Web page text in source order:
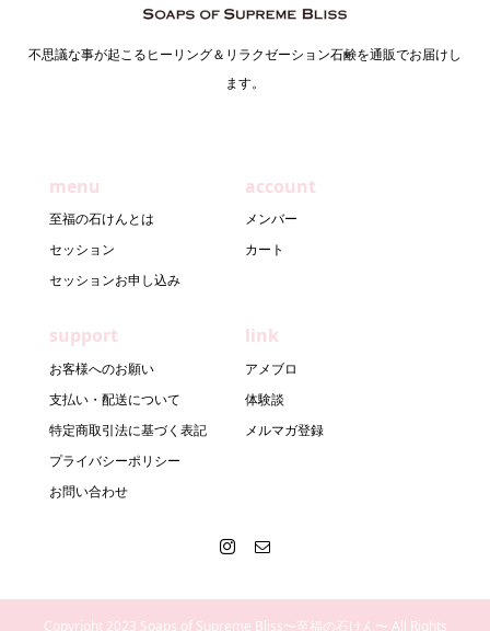
不思議な事が起こるヒーリング＆リラクゼーション石鹸を通販でお届けし
ます。
menu
至福の石けんとは
セッション
セッションお申し込み
account
メンバー
カート
support
お客様へのお願い
支払い・配送について
特定商取引法に基づく表記
プライバシーポリシー
お問い合わせ
link
アメブロ
体験談
メルマガ登録
Copyright 2023 Soaps of Supreme Bliss〜至福の石けん〜 All Rights